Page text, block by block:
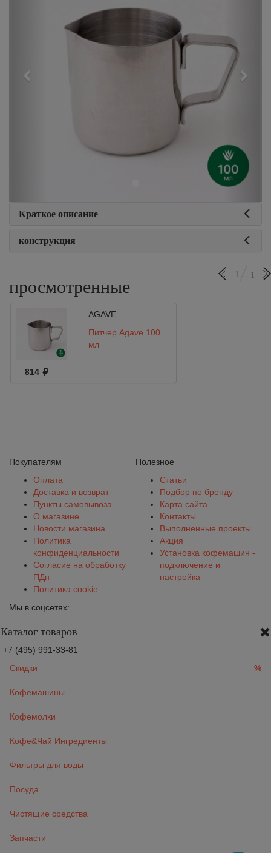
Краткое описание
конструкция
просмотренные
1 1
AGAVE
Питчер Agave 100
мл
814
Покупателям
Оплата
Доставка и возврат
Пункты самовывоза
О магазине
Новости магазина
Политика
конфиденциальности
Согласие на обработку
ПДн
Политика cookie
Полезное
Статьи
Подбор по бренду
Карта сайта
Контакты
Выполненные проекты
Акция
Установка кофемашин -
подключение и
настройка
Мы в соцсетях:
Каталог товаров
+7 (495) 991-33-81
Скидки
%
Кофемашины
Кофемолки
Кофе&Чай Ингредиенты
Фильтры для воды
Посуда
Чистящие средства
Запчасти